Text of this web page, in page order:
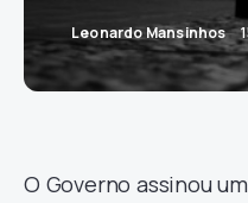
Leonardo Mansinhos
O Governo assinou